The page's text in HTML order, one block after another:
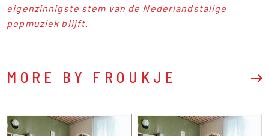
eigenzinnigste stem van de Nederlandstalige
popmuziek blijft.
MORE BY FROUKJE